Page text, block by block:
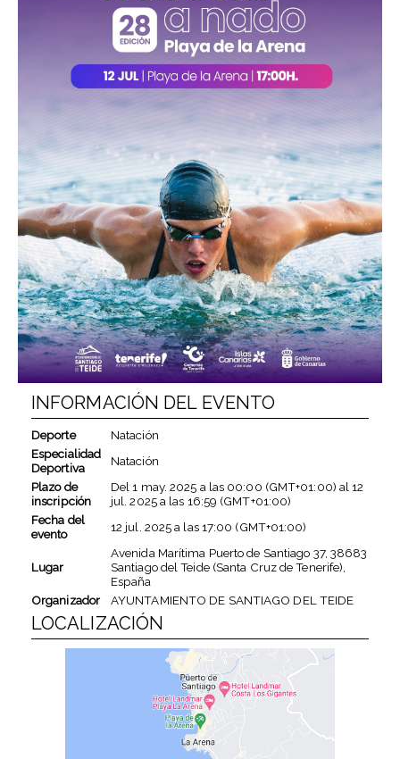
INFORMACIÓN DEL EVENTO
Deporte
Natación
Especialidad
Deportiva
Natación
Plazo de
inscripción
Del1 may. 2025 a las 00:00 (GMT+01:00) al12
jul. 2025a las 16:59 (GMT+01:00)
Fecha del
evento
12 jul. 2025a las17:00 (GMT+01:00)
Lugar
Avenida Marítima Puerto de Santiago 37, 38683
Santiago del Teide (Santa Cruz de Tenerife),
España
Organizador
AYUNTAMIENTO DE SANTIAGO DEL TEIDE
LOCALIZACIÓN